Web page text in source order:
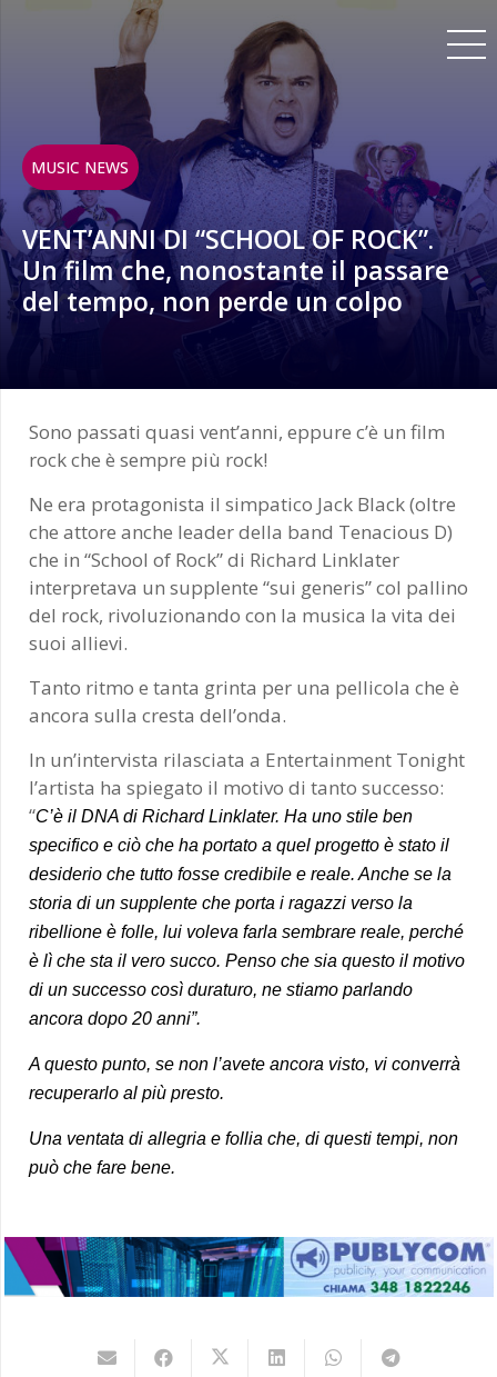
MUSIC NEWS
VENT’ANNI DI “SCHOOL OF ROCK”.
Un film che, nonostante il passare
del tempo, non perde un colpo
Sono passati quasi vent’anni, eppure c’è un film
rock che è sempre più rock!
Ne era protagonista il simpatico Jack Black (oltre
che attore anche leader della band Tenacious D)
che in “School of Rock” di Richard Linklater
interpretava un supplente “sui generis” col pallino
del rock, rivoluzionando con la musica la vita dei
suoi allievi.
Tanto ritmo e tanta grinta per una pellicola che è
ancora sulla cresta dell’onda.
In un’intervista rilasciata a Entertainment Tonight
l’artista ha spiegato il motivo di tanto successo:
“C’è il DNA di Richard Linklater. Ha uno stile ben
specifico e ciò che ha portato a quel progetto è stato il
desiderio che tutto fosse credibile e reale. Anche se la
storia di un supplente che porta i ragazzi verso la
ribellione è folle, lui voleva farla sembrare reale, perché
è lì che sta il vero succo. Penso che sia questo il motivo
di un successo così duraturo, ne stiamo parlando
ancora dopo 20 anni”.
A questo punto, se non l’avete ancora visto, vi converrà
recuperarlo al più presto.
Una ventata di allegria e follia che, di questi tempi, non
può che fare bene.